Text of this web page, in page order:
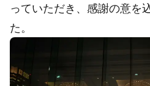
っていただき、感謝の意を
た。